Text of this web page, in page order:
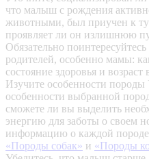
что малыш с рождения
животными, был приучен к
проявляет ли он излишнюю
Обязательно
родителей, особенно мамы:
состояние здоровья и возраст
Изучите особенности породы
особенности выбранной
сможете ли вы выделить
энергию для заботы о своем
информацию о каждой
«Породы собак» и «Породы